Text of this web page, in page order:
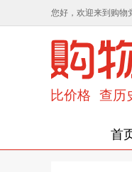
您好，欢迎来到购物
首